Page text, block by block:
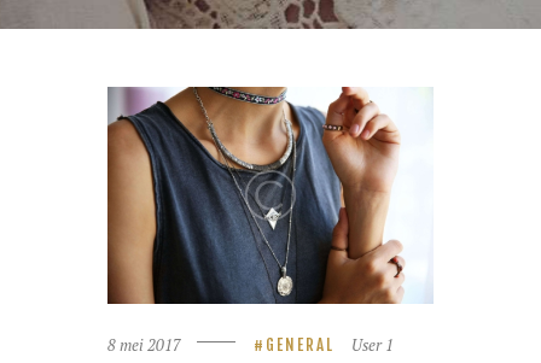
8 mei 2017 GENERAL User 1